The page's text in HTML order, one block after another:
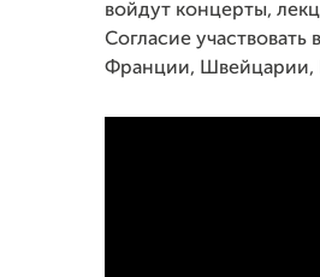
войдут концерты,
Согласие
Франции, Швейцарии,